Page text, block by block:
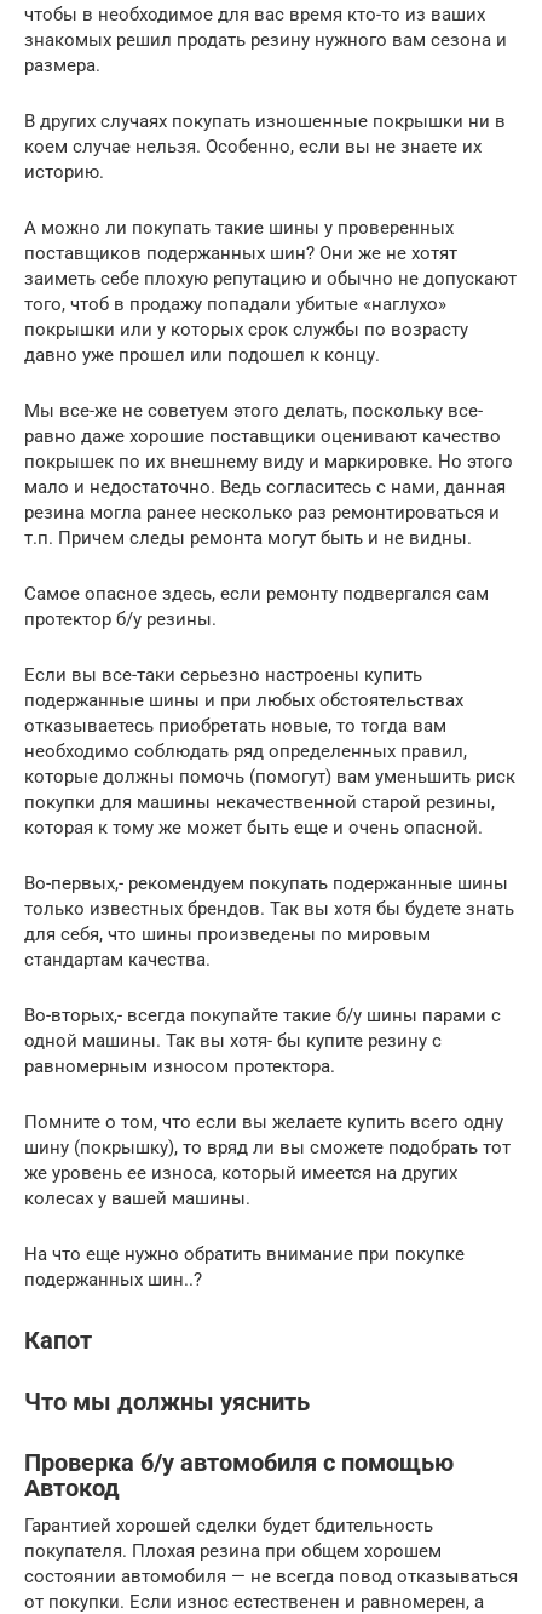
чтобы в необходимое для вас время кто-то из ваших
знакомых решил продать резину нужного вам сезона и
размера.
В других случаях покупать изношенные покрышки ни в
коем случае нельзя. Особенно, если вы не знаете их
историю.
А можно ли покупать такие шины у проверенных
поставщиков подержанных шин? Они же не хотят
заиметь себе плохую репутацию и обычно не допускают
того, чтоб в продажу попадали убитые «наглухо»
покрышки или у которых срок службы по возрасту
давно уже прошел или подошел к концу.
Мы все-же не советуем этого делать, поскольку все-
равно даже хорошие поставщики оценивают качество
покрышек по их внешнему виду и маркировке. Но этого
мало и недостаточно. Ведь согласитесь с нами, данная
резина могла ранее несколько раз ремонтироваться и
т.п. Причем следы ремонта могут быть и не видны.
Самое опасное здесь, если ремонту подвергался сам
протектор б/у резины.
Если вы все-таки серьезно настроены купить
подержанные шины и при любых обстоятельствах
отказываетесь приобретать новые, то тогда вам
необходимо соблюдать ряд определенных правил,
которые должны помочь (помогут) вам уменьшить риск
покупки для машины некачественной старой резины,
которая к тому же может быть еще и очень опасной.
Во-первых,- рекомендуем покупать подержанные шины
только известных брендов. Так вы хотя бы будете знать
для себя, что шины произведены по мировым
стандартам качества.
Во-вторых,- всегда покупайте такие б/у шины парами с
одной машины. Так вы хотя- бы купите резину с
равномерным износом протектора.
Помните о том, что если вы желаете купить всего одну
шину (покрышку), то вряд ли вы сможете подобрать тот
же уровень ее износа, который имеется на других
колесах у вашей машины.
На что еще нужно обратить внимание при покупке
подержанных шин..?
Капот
Что мы должны уяснить
Проверка б/у автомобиля с помощью
Автокод
Гарантией хорошей сделки будет бдительность
покупателя. Плохая резина при общем хорошем
состоянии автомобиля — не всегда повод отказываться
от покупки. Если износ естественен и равномерен, а